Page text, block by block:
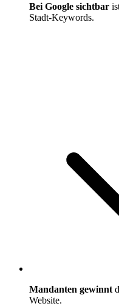
Bei Google sichtbar
Stadt-Keywords.
Mandanten gewinnt
Website.